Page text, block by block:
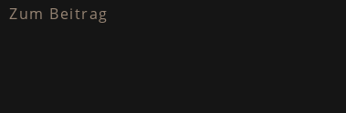
Zum Beitrag